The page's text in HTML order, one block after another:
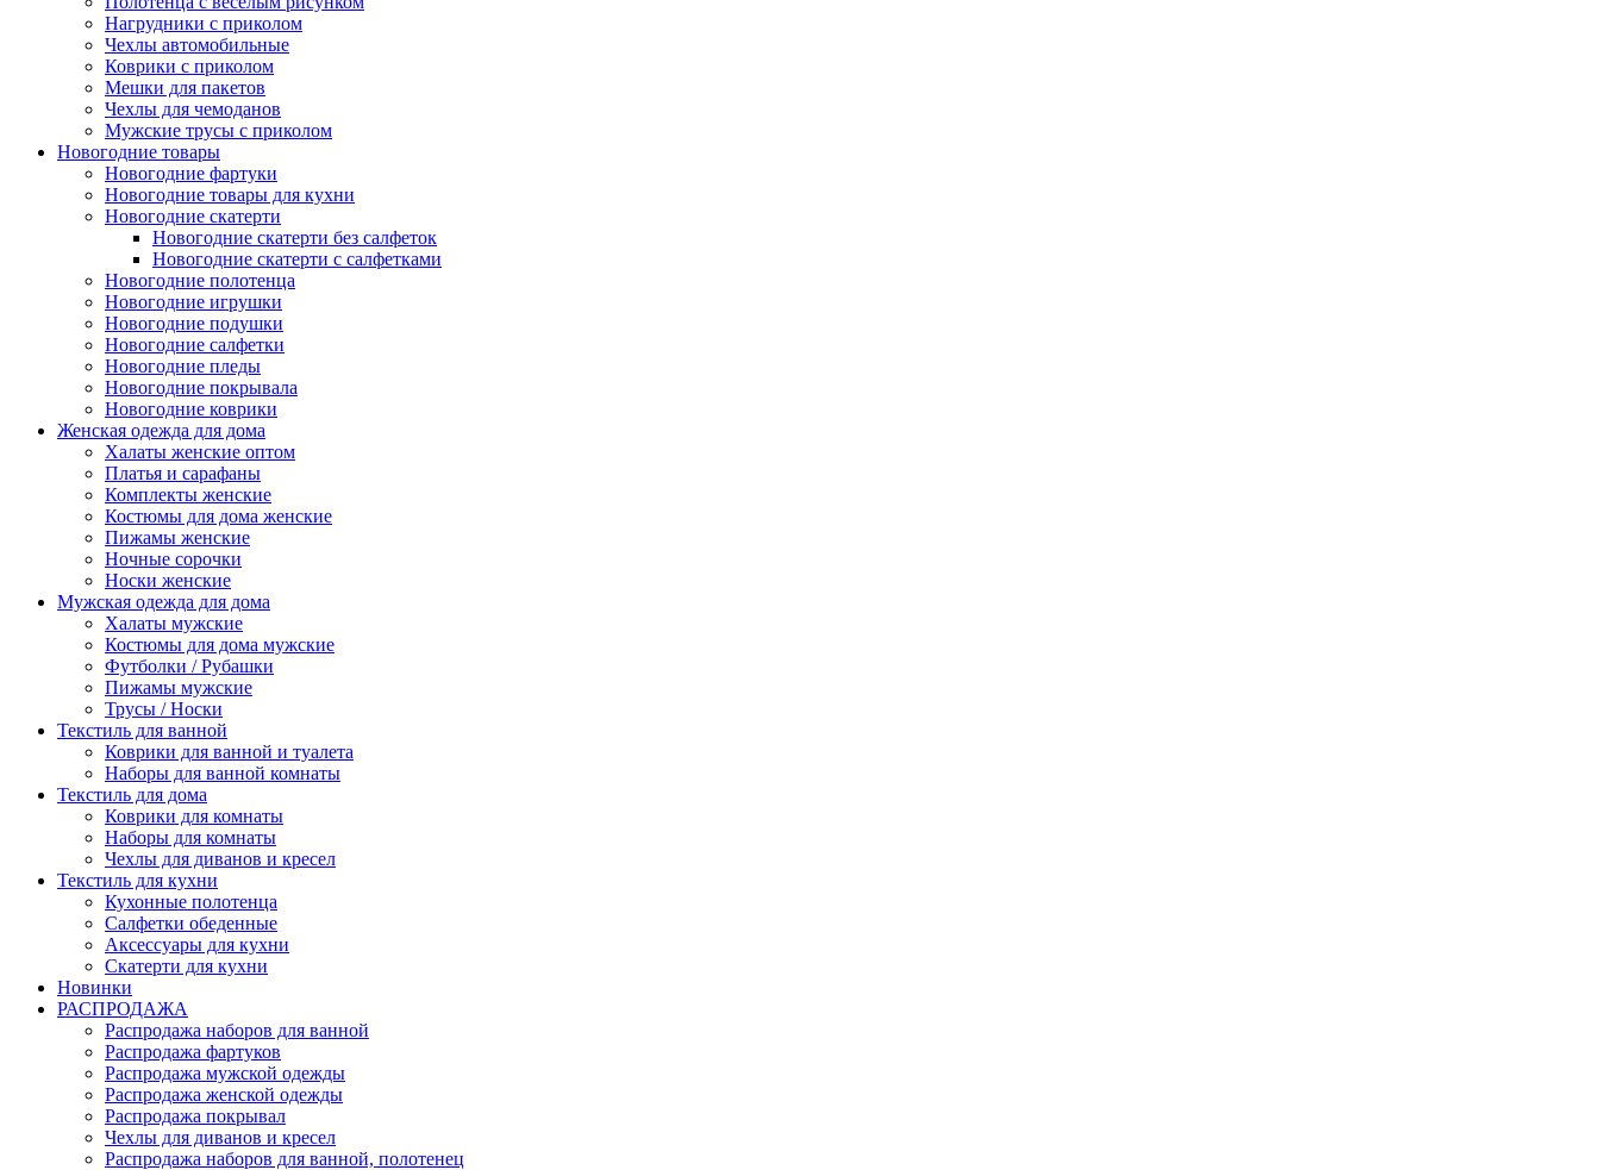
Нагрудники с приколом
Чехлы автомобильные
Коврики с приколом
Мешки для пакетов
Чехлы для чемоданов
Мужские трусы с приколом
Новогодние товары
Новогодние фартуки
Новогодние товары для кухни
Новогодние скатерти
Новогодние скатерти без салфеток
Новогодние скатерти с салфетками
Новогодние полотенца
Новогодние игрушки
Новогодние подушки
Новогодние салфетки
Новогодние пледы
Новогодние покрывала
Новогодние коврики
Женская одежда для дома
Халаты женские оптом
Платья и сарафаны
Комплекты женские
Костюмы для дома женские
Пижамы женские
Ночные сорочки
Носки женские
Мужская одежда для дома
Халаты мужские
Костюмы для дома мужские
Футболки / Рубашки
Пижамы мужские
Трусы / Носки
Текстиль для ванной
Коврики для ванной и туалета
Наборы для ванной комнаты
Текстиль для дома
Коврики для комнаты
Наборы для комнаты
Чехлы для диванов и кресел
Текстиль для кухни
Кухонные полотенца
Салфетки обеденные
Аксессуары для кухни
Скатерти для кухни
Новинки
РАСПРОДАЖА
Распродажа наборов для ванной
Распродажа фартуков
Распродажа мужской одежды
Распродажа женской одежды
Распродажа покрывал
Чехлы для диванов и кресел
Распродажа наборов для ванной, полотенец